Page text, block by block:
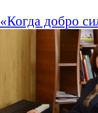
«Когда добро